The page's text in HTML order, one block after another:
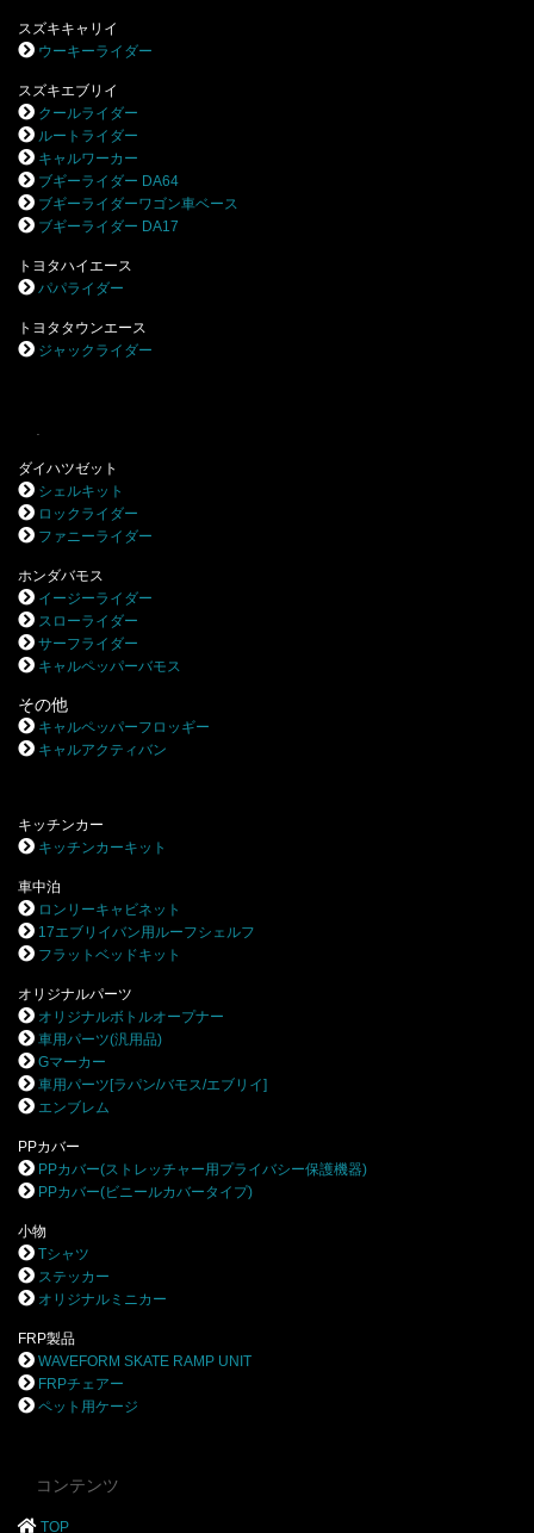
スズキキャリイ
ウーキーライダー
スズキエブリイ
クールライダー
ルートライダー
キャルワーカー
ブギーライダー DA64
ブギーライダーワゴン車ベース
ブギーライダー DA17
トヨタハイエース
パパライダー
トヨタタウンエース
ジャックライダー
ダイハツゼット
シェルキット
ロックライダー
ファニーライダー
ホンダバモス
イージーライダー
スローライダー
サーフライダー
キャルペッパーバモス
その他
キャルペッパーフロッギー
キャルアクティバン
キッチンカー
キッチンカーキット
車中泊
ロンリーキャビネット
17エブリイバン用ルーフシェルフ
フラットベッドキット
オリジナルパーツ
オリジナルボトルオープナー
車用パーツ(汎用品)
Gマーカー
車用パーツ[ラパン/バモス/エブリイ]
エンブレム
PPカバー
PPカバー(ストレッチャー用プライバシー保護機器)
PPカバー(ビニールカバータイプ)
小物
Tシャツ
ステッカー
オリジナルミニカー
FRP製品
WAVEFORM SKATE RAMP UNIT
FRPチェアー
ペット用ケージ
コンテンツ
TOP